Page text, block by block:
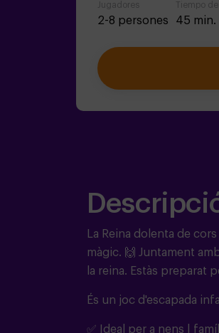
Jugadores
2-8 persones
Tiempo
45 min.
La Reina dolenta de
màgic. 🙌
Juntament
la reina. Estàs preparat
És un joc d'escapada
✅ Ideal per a nens |